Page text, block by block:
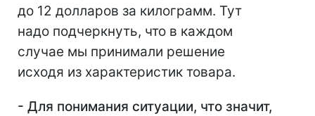
до 12 долларов за килограмм. Тут
надо подчеркнуть, что в каждом
случае мы принимали решение
исходя из характеристик товара.
- Для понимания ситуации, что значит,